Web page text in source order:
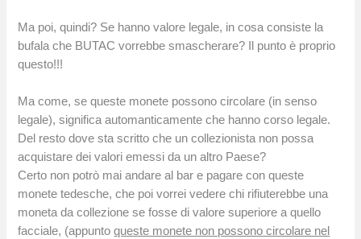
Ma poi, quindi? Se hanno valore legale, in cosa consiste la
bufala che BUTAC vorrebbe smascherare? Il punto è proprio
questo!!!
Ma come, se queste monete possono circolare (in senso
legale), significa automanticamente che hanno corso legale.
Del resto dove sta scritto che un collezionista non possa
acquistare dei valori emessi da un altro Paese?
Certo non potrò mai andare al bar e pagare con queste
monete tedesche, che poi vorrei vedere chi rifiuterebbe una
moneta da collezione se fosse di valore superiore a quello
facciale, (appuntoqueste monete non possono circolare nel